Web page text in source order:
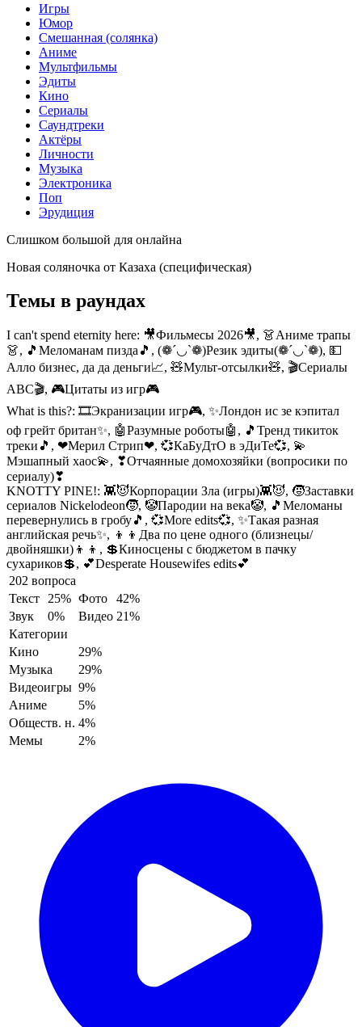
Игры
Юмор
Смешанная (солянка)
Аниме
Мультфильмы
Эдиты
Кино
Сериалы
Саундтреки
Актёры
Личности
Музыка
Электроника
Поп
Эрудиция
Слишком большой для онлайна
Новая соляночка от Казаха (специфическая)
Темы в раундах
I can't spend eternity here: 🎥Фильмесы 2026🎥, 👗Аниме трапы
👗, 🎵Меломанам пизда🎵, (❁´◡`❁)Резик эдиты(❁´◡`❁), 💵
Алло бизнес, да да деньги📈, 🧸Мульт-отсылки🧸, 🎬Сериалы
ABC🎬, 🎮Цитаты из игр🎮
What is this?: 🎞Экранизации игр🎮, ✨Лондон ис зе кэпитал
оф грейт британ✨, 🤖Разумные роботы🤖, 🎵Тренд тикиток
треки🎵, ❤Мерил Стрип❤, 💞КаБуДтО в эДиТе💞, 💫
Мэшапный хаос💫, ❣Отчаянные домохозяйки (вопросики по
сериалу)❣
KNOTTY PINE!: 👾😈Корпорации Зла (игры)👾😈, 🧒Заставки
сериалов Nickelodeon🧒, 🤡Пародии на века🤡, 🎵Меломаны
перевернулись в гробу🎵, 💞More edits💞, ✨Такая разная
английская речь✨, 👦👦Два по цене одного (близнецы/
двойняшки)👦👦, 💲Киносцены с бюджетом в пачку
сухариков💲, 💕Desperate Housewifes edits💕
202 вопроса
Текст
25% Фото
42%
Звук
0% Видео 21%
Категории
Кино
29%
Музыка
29%
Видеоигры 9%
Аниме
5%
Обществ. н. 4%
Мемы
2%